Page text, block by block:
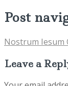
Post
Nostrum Iesum
Leave a